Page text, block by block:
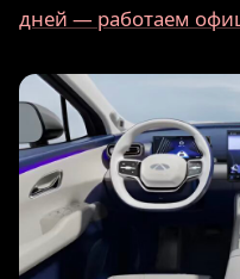
дней — работаем